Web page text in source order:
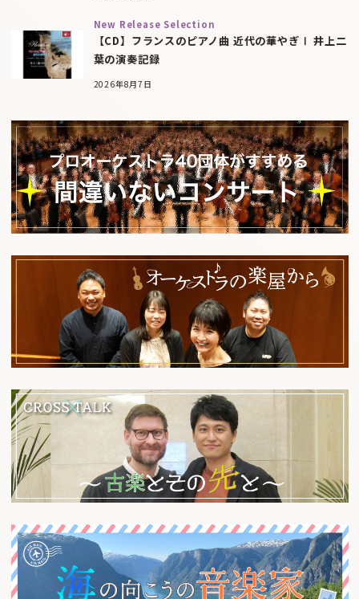
New Release Selection
【CD】フランスのピアノ曲 近代の華やぎⅠ 井上二
葉の演奏記録
2026年8月7日